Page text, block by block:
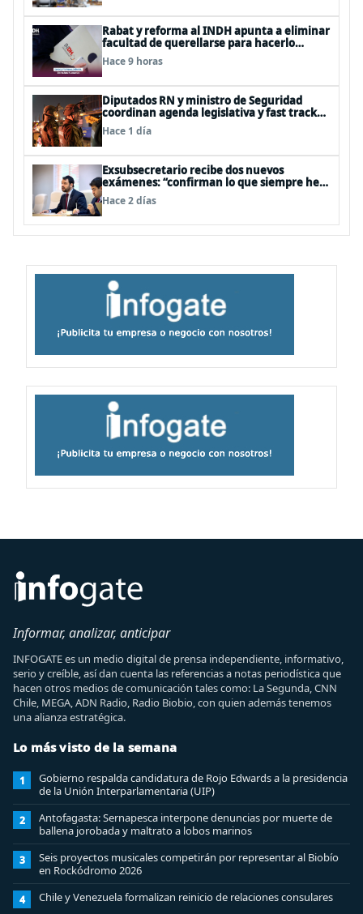
Rabat y reforma al INDH apunta a eliminar
facultad de querellarse para hacerlo
“consultivo”
Hace 9 horas
Diputados RN y ministro de Seguridad
coordinan agenda legislativa y fast track
de proyectos
Hace 1 día
Exsubsecretario recibe dos nuevos
exámenes: “confirman lo que siempre he
dicho que no consumo droga”
Hace 2 días
Informar, analizar, anticipar
INFOGATE es un medio digital de prensa independiente, informativo,
serio y creíble, así dan cuenta las referencias a notas periodística que
hacen otros medios de comunicación tales como: La Segunda, CNN
Chile, MEGA, ADN Radio, Radio Biobio, con quien además tenemos
una alianza estratégica.
Lo más visto de la semana
1
Gobierno respalda candidatura de Rojo Edwards a la presidencia
de la Unión Interparlamentaria (UIP)
2
Antofagasta: Sernapesca interpone denuncias por muerte de
ballena jorobada y maltrato a lobos marinos
3
Seis proyectos musicales competirán por representar al Biobío
en Rockódromo 2026
4 Chile y Venezuela formalizan reinicio de relaciones consulares